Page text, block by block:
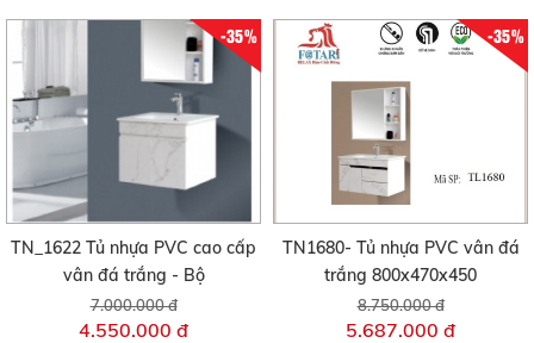
-35%
TN_1622 Tủ nhựa PVC cao cấp
vân đá trắng - Bộ
7.000.000 đ
4.550.000 đ
-35%
TN1680- Tủ nhựa PVC vân đá
trắng 800x470x450
8.750.000 đ
5.687.000 đ